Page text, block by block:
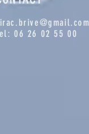
06 26 02 55 00